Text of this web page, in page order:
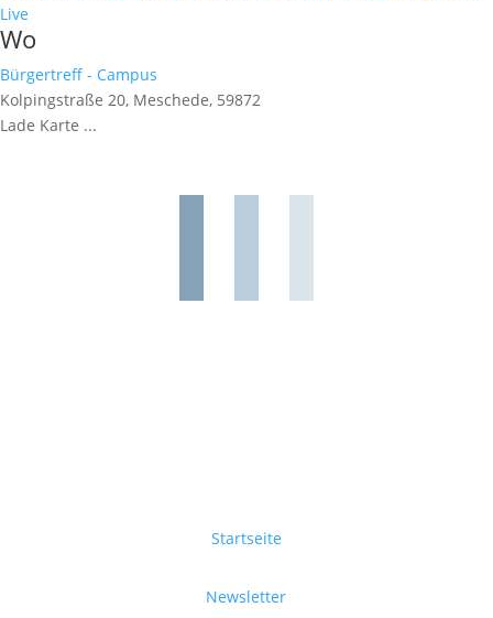
Live
Wo
Bürgertreff - Campus
Kolpingstraße 20, Meschede, 59872
Lade Karte ...
Startseite
Newsletter